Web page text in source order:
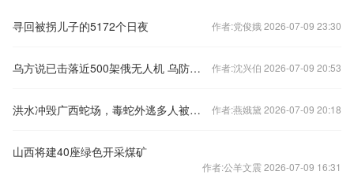
寻回被拐儿子的5172个日夜 作者:党俊娥 2026-07-09 23:30
乌方说已击落近500架俄无人机 乌防空力量正被耗尽 作者:沈兴伯 2026-07-09 20:53
洪水冲毁广西蛇场，毒蛇外逃多人被咬伤！记6步能救命 作者:燕娥黛 2026-07-09 20:18
山西将建40座绿色开采煤矿
作者:公羊文震 2026-07-09 16:31